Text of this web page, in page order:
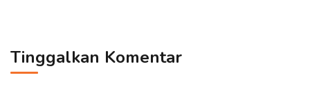
Tinggalkan Komentar